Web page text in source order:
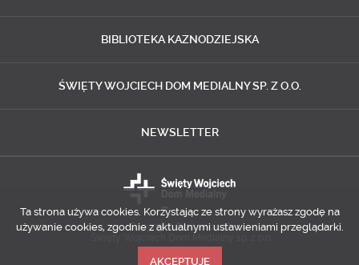
BIBLIOTEKA KAZNODZIEJSKA
ŚWIĘTY WOJCIECH DOM MEDIALNY SP. Z O.O.
NEWSLETTER
Copyright © 2014-2018
Ta strona używa cookies. Korzystając ze strony wyrażasz zgodę na
używanie cookies, zgodnie z aktualnymi ustawieniami przeglądarki.
AKCEPTUJĘ